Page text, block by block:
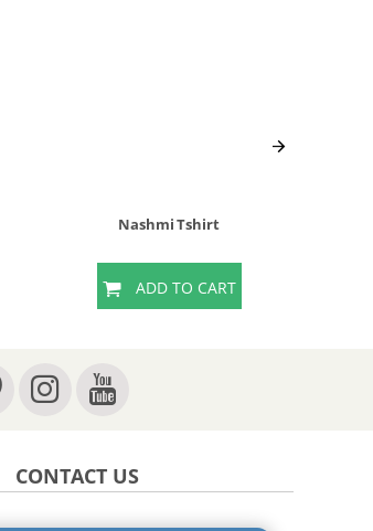
Nashmi Tshirt
ADD TO CART
CONTACT US